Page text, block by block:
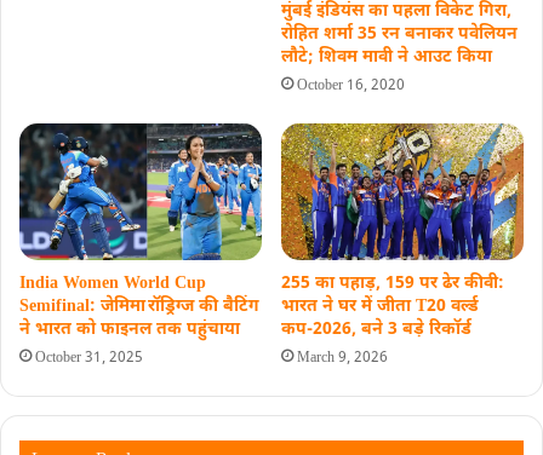
मुंबई इंडियंस का पहला विकेट गिरा,
रोहित शर्मा 35 रन बनाकर पवेलियन
लौटे; शिवम मावी ने आउट किया
October 16, 2020
India Women World Cup
Semifinal: जेमिमा रॉड्रिग्ज की बैटिंग
ने भारत को फाइनल तक पहुंचाया
October 31, 2025
255 का पहाड़, 159 पर ढेर कीवी:
भारत ने घर में जीता T20 वर्ल्ड
कप-2026, बने 3 बड़े रिकॉर्ड
March 9, 2026